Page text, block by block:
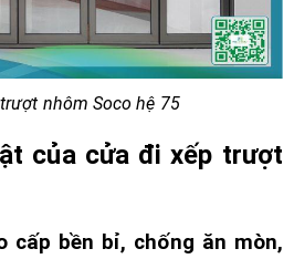
nhôm Soco hệ 75
của cửa đi xếp trượt
cấp bền bỉ, chống ăn mòn,